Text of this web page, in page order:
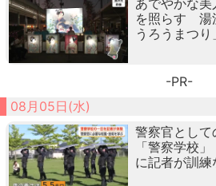
を照らす 湯
うろうまつ
-PR-
08月05日(水)
警察官として
「警察学校
に記者が訓